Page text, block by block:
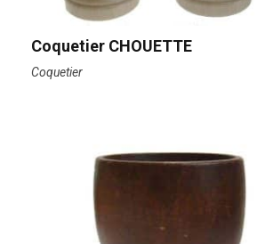
Coquetier CHOUETTE
Coquetier